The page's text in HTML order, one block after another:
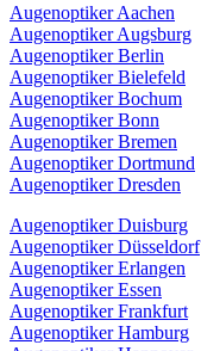
Augenoptiker Aachen
Augenoptiker Augsburg
Augenoptiker Berlin
Augenoptiker Bielefeld
Augenoptiker Bochum
Augenoptiker Bonn
Augenoptiker Bremen
Augenoptiker Dortmund
Augenoptiker Dresden
Augenoptiker Duisburg
Augenoptiker Düsseldorf
Augenoptiker Erlangen
Augenoptiker Essen
Augenoptiker Frankfurt
Augenoptiker Hamburg